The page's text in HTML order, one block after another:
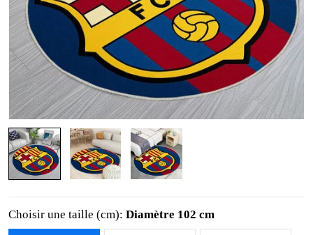
Choisir une taille (cm): Diamètre 102 cm